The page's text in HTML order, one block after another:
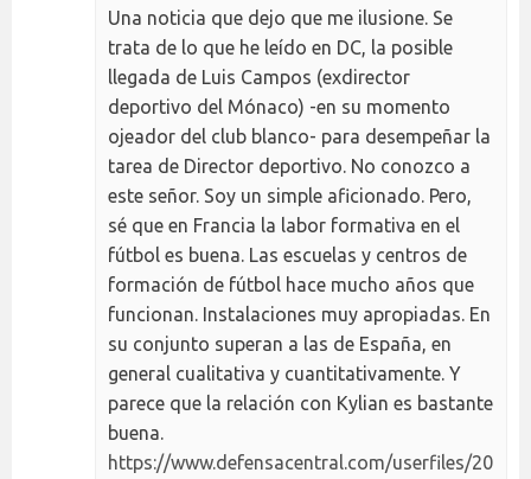
Una noticia que dejo que me ilusione. Se
trata de lo que he leído en DC, la posible
llegada de Luis Campos (exdirector
deportivo del Mónaco) -en su momento
ojeador del club blanco- para desempeñar la
tarea de Director deportivo. No conozco a
este señor. Soy un simple aficionado. Pero,
sé que en Francia la labor formativa en el
fútbol es buena. Las escuelas y centros de
formación de fútbol hace mucho años que
funcionan. Instalaciones muy apropiadas. En
su conjunto superan a las de España, en
general cualitativa y cuantitativamente. Y
parece que la relación con Kylian es bastante
buena.
https://www.defensacentral.com/userfiles/20